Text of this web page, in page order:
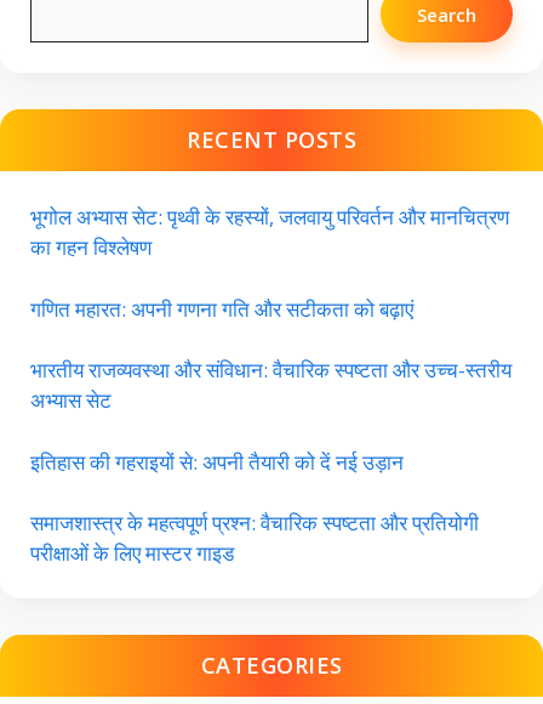
Search
RECENT POSTS
भूगोल अभ्यास सेट: पृथ्वी के रहस्यों, जलवायु परिवर्तन और मानचित्रण
का गहन विश्लेषण
गणित महारत: अपनी गणना गति और सटीकता को बढ़ाएं
भारतीय राजव्यवस्था और संविधान: वैचारिक स्पष्टता और उच्च-स्तरीय
अभ्यास सेट
इतिहास की गहराइयों से: अपनी तैयारी को दें नई उड़ान
समाजशास्त्र के महत्वपूर्ण प्रश्न: वैचारिक स्पष्टता और प्रतियोगी
परीक्षाओं के लिए मास्टर गाइड
CATEGORIES